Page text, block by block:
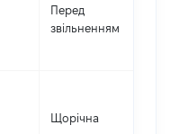
Перед
звільненням
Щорічна